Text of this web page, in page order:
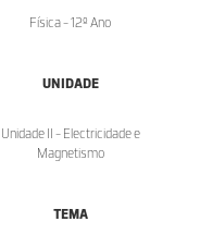
Física - 12º Ano
UNIDADE
Unidade II - Electricidade e
Magnetismo
TEMA